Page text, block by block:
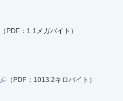
（PDF：1.1メガバイト）
（PDF：1013.2キロバイト）